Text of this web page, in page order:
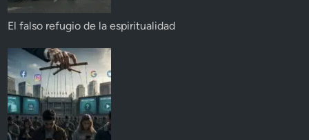
El falso refugio de la espiritualidad